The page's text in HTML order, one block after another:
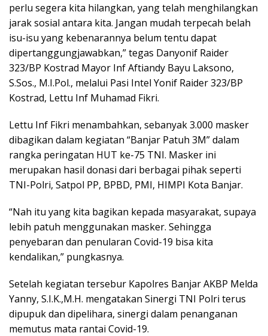
perlu segera kita hilangkan, yang telah menghilangkan
jarak sosial antara kita. Jangan mudah terpecah belah
isu-isu yang kebenarannya belum tentu dapat
dipertanggungjawabkan,” tegas Danyonif Raider
323/BP Kostrad Mayor Inf Aftiandy Bayu Laksono,
S.Sos., M.I.Pol., melalui Pasi Intel Yonif Raider 323/BP
Kostrad, Lettu Inf Muhamad Fikri.
Lettu Inf Fikri menambahkan, sebanyak 3.000 masker
dibagikan dalam kegiatan “Banjar Patuh 3M” dalam
rangka peringatan HUT ke-75 TNI. Masker ini
merupakan hasil donasi dari berbagai pihak seperti
TNI-Polri, Satpol PP, BPBD, PMI, HIMPI Kota Banjar.
“Nah itu yang kita bagikan kepada masyarakat, supaya
lebih patuh menggunakan masker. Sehingga
penyebaran dan penularan Covid-19 bisa kita
kendalikan,” pungkasnya.
Setelah kegiatan tersebur Kapolres Banjar AKBP Melda
Yanny, S.I.K.,M.H. mengatakan Sinergi TNI Polri terus
dipupuk dan dipelihara, sinergi dalam penanganan
memutus mata rantai Covid-19.